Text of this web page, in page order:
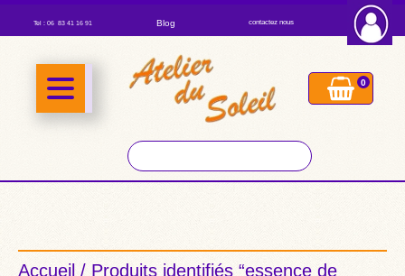
Tel : 06 83 41 16 91 Blog contactez nous
0
Accueil / Produits identifiés “essence de